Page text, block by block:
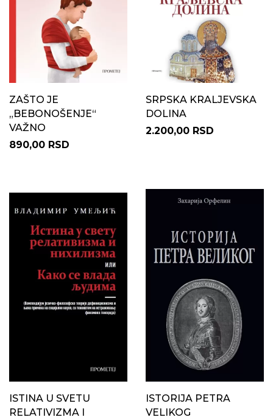
ZAŠTO JE
„BEBONOŠENJE“
VAŽNO
890,00 RSD
SRPSKA KRALJEVSKA
DOLINA
2.200,00 RSD
ISTINA U SVETU
RELATIVIZMA I
ISTORIJA PETRA
VELIKOG